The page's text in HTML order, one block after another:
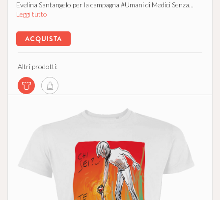
Evelina Santangelo per la campagna #Umani di Medici Senza...
Leggi tutto
ACQUISTA
Altri prodotti: